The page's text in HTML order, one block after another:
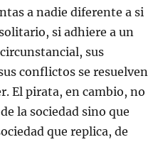
a nadie diferente a si
si adhiere a un
sus
conflictos se resuelven
El pirata, en cambio, no
la sociedad sino que
que replica, de